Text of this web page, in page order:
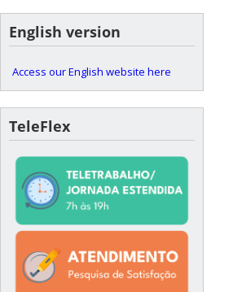
English version
Access our English website here
TeleFlex